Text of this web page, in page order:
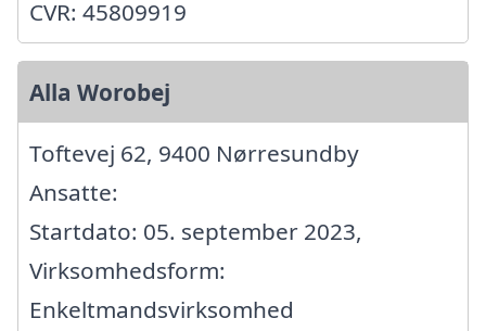
CVR: 45809919
Alla Worobej
Toftevej 62, 9400 Nørresundby
Ansatte:
Startdato: 05. september 2023,
Virksomhedsform:
Enkeltmandsvirksomhed